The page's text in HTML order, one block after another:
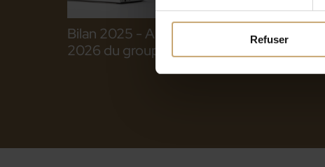
Refuser
Bilan 2025 - Ambitions & perspectives
2026 du groupe Ducerf